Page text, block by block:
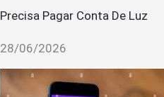
Precisa Pagar Conta De Luz
28/06/2026